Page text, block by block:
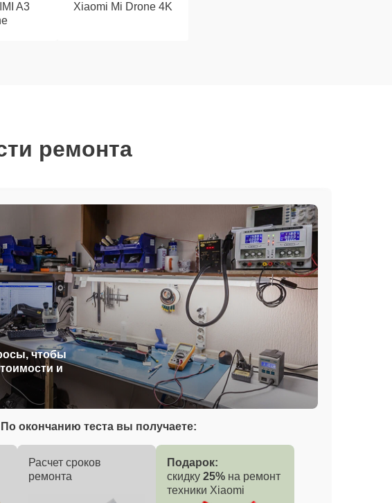
A3
Xiaomi Mi Drone 4K
ремонта
чтобы
и
По окончанию теста вы получаете:
Расчет сроков
ремонта
Подарок:
скидку 25% на ремонт
техники Xiaomi